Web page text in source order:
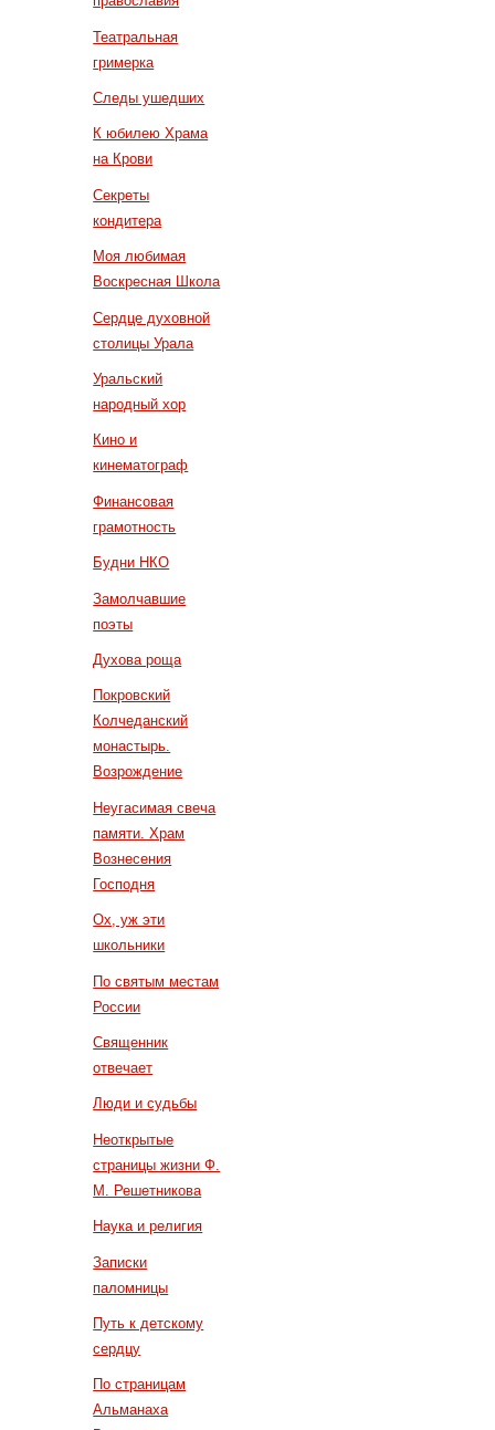
Театральная
гримерка
Следы ушедших
К юбилею Храма
на Крови
Секреты
кондитера
Моя любимая
Воскресная Школа
Сердце духовной
столицы Урала
Уральский
народный хор
Кино и
кинематограф
Финансовая
грамотность
Будни НКО
Замолчавшие
поэты
Духова роща
Покровский
Колчеданский
монастырь.
Возрождение
Неугасимая свеча
памяти. Храм
Вознесения
Господня
Ох, уж эти
школьники
По святым местам
России
Священник
отвечает
Люди и судьбы
Неоткрытые
страницы жизни Ф.
М. Решетникова
Наука и религия
Записки
паломницы
Путь к детскому
сердцу
По страницам
Альманаха